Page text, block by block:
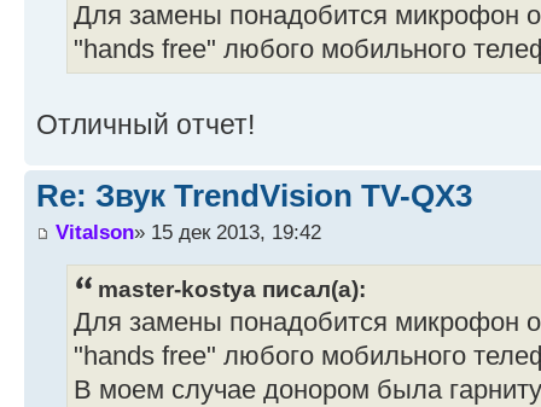
Для замены понадобится микрофон
"hands free" любого мобильного
Отличный отчет!
Re: Звук TrendVision TV-QX3
Vitalson» 15 дек 2013, 19:42
master-kostya писал(а):
Для замены понадобится микрофон
"hands free" любого мобильного
В моем случае донором была